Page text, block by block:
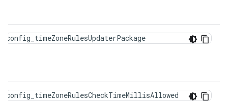
config_timeZoneRulesUpdaterPackage
config_timeZoneRulesCheckTimeMillisAllowed